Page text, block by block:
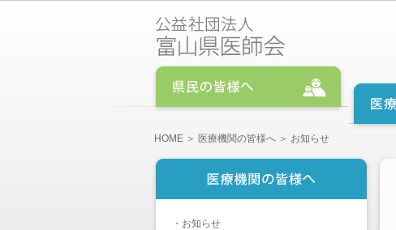
HOME ＞ 医療機関の皆様へ ＞ お知らせ
・ お知らせ